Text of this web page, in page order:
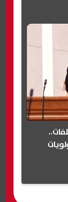
الحكومة فشلت في 5 ملفات..